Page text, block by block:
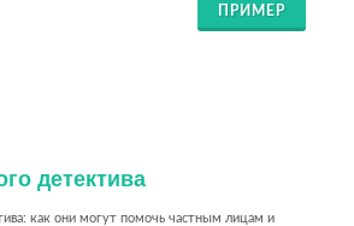
ПРИМЕР
детектива
как они могут помочь частным лицам и